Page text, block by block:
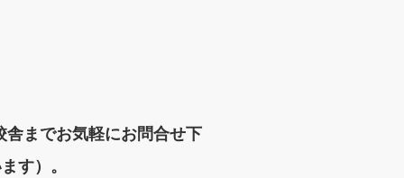
までお気軽にお問合せ下
す）。